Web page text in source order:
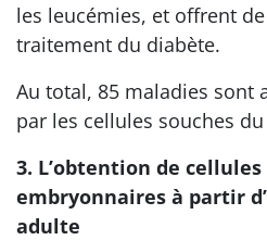
les leucémies, et offrent
traitement du diabète.
Au total, 85 maladies sont
par les cellules souches
3. L’obtention de cellules
embryonnaires à partir
adulte